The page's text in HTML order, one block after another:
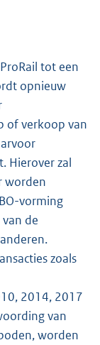
tot een
opnieuw
of verkoop van
Hierover zal
worden
vorming
de
zoals
2014, 2017
van
worden